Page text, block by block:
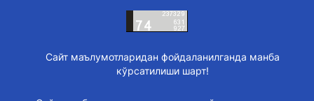
Сайт маълумотларидан фойдаланилганда манба
кўрсатилиши шарт!